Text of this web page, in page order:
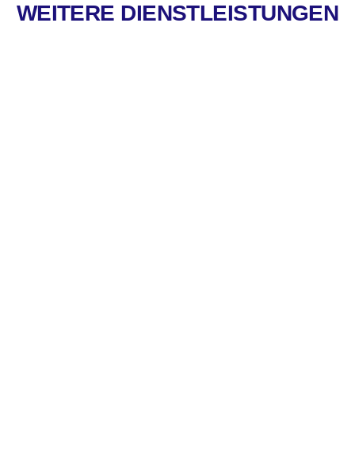
WEITERE DIENSTLEISTUNGEN